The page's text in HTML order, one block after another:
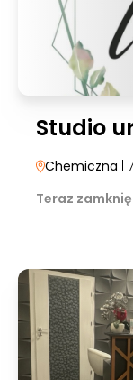
Studio
Chemiczna |
Teraz